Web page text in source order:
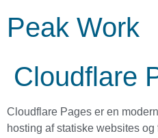
Peak Work
Cloudflare
Cloudflare Pages er en
hosting af statiske websites